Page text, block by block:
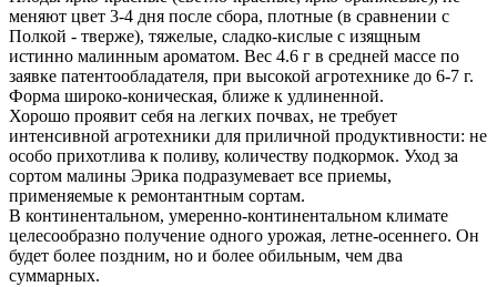
меняют цвет 3-4 дня после сбора, плотные (в сравнении с
Полкой - тверже), тяжелые, сладко-кислые с изящным
истинно малинным ароматом. Вес 4.6 г в средней массе по
заявке патентообладателя, при высокой агротехнике до 6-7 г.
Форма широко-коническая, ближе к удлиненной.
Хорошо проявит себя на легких почвах, не требует
интенсивной агротехники для приличной продуктивности: не
особо прихотлива к поливу, количеству подкормок. Уход за
сортом малины Эрика подразумевает все приемы,
применяемые к ремонтантным сортам.
В континентальном, умеренно-континентальном климате
целесообразно получение одного урожая, летне-осеннего. Он
будет более поздним, но и более обильным, чем два
суммарных.